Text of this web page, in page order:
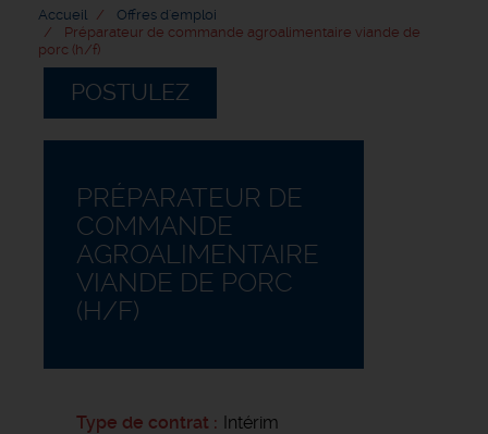
Accueil
Offres d'emploi
Préparateur de commande agroalimentaire viande de
porc (h/f)
POSTULEZ
PRÉPARATEUR DE
COMMANDE
AGROALIMENTAIRE
VIANDE DE PORC
(H/F)
Type de contrat
Intérim